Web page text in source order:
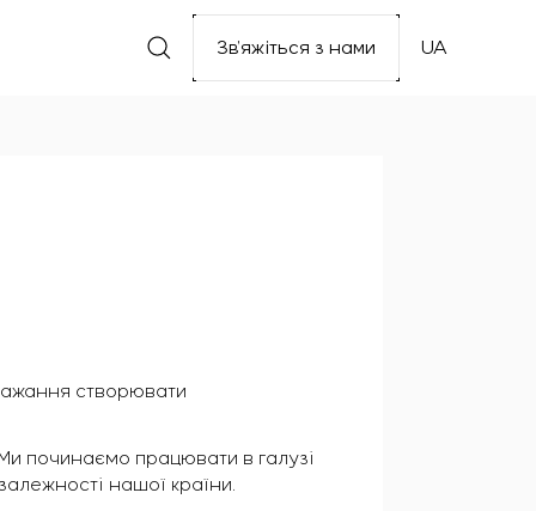
Зв’яжіться з нами UA
створювати
починаємо працювати в галузі
нашої країни.